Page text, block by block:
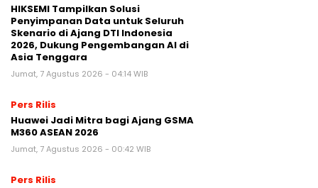
HIKSEMI Tampilkan Solusi
Penyimpanan Data untuk Seluruh
Skenario di Ajang DTI Indonesia
2026, Dukung Pengembangan AI di
Asia Tenggara
Jumat, 7 Agustus 2026 - 04:14 WIB
Pers Rilis
Huawei Jadi Mitra bagi Ajang GSMA
M360 ASEAN 2026
Jumat, 7 Agustus 2026 - 00:42 WIB
Pers Rilis